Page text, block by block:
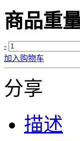
商品重量
-
加入购物车
分享
描述